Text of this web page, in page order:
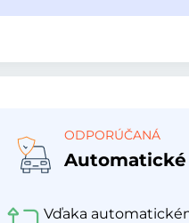
ODPORÚČANÁ
Vďaka